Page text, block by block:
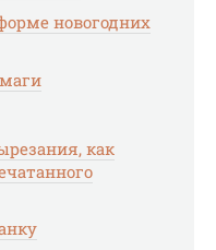
новогодних
как